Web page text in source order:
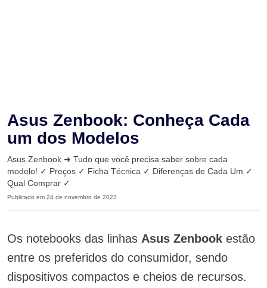
Asus Zenbook: Conheça Cada
um dos Modelos
Asus Zenbook ➜ Tudo que você precisa saber sobre cada
modelo! ✓ Preços ✓ Ficha Técnica ✓ Diferenças de Cada Um ✓
Qual Comprar ✓
Publicado em 24 de novembro de 2023
Os notebooks das linhas Asus Zenbook estão
entre os preferidos do consumidor, sendo
dispositivos compactos e cheios de recursos.